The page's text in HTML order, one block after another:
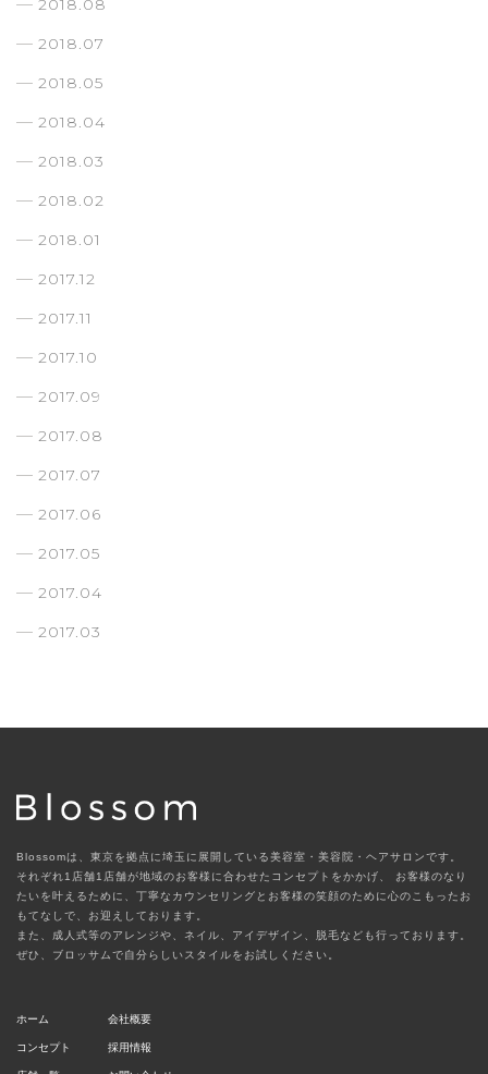
2018.08
2018.07
2018.05
2018.04
2018.03
2018.02
2018.01
2017.12
2017.11
2017.10
2017.09
2017.08
2017.07
2017.06
2017.05
2017.04
2017.03
Blossomは、東京を拠点に埼玉に展開している美容室・美容院・ヘアサロンです。
それぞれ1店舗1店舗が地域のお客様に合わせたコンセプトをかかげ、
お客様のなり
たいを叶えるために、丁寧なカウンセリングとお客様の笑顔のために心のこもったお
もてなしで、お迎えしております。
また、成人式等のアレンジや、ネイル、アイデザイン、脱毛なども行っております。
ぜひ、ブロッサムで自分らしいスタイルをお試しください。
ホーム
コンセプト
会社概要
採用情報